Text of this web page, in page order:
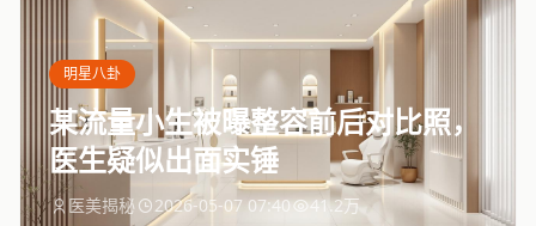
明星八卦
某流量小生被曝整容前后对比照，
医生疑似出面实锤
医美揭秘 2026-05-07 07:40 41.2万